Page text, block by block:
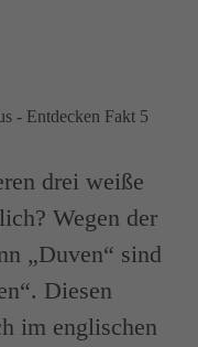
drei weiße
Wegen der
„Duven“ sind
Diesen
im englischen